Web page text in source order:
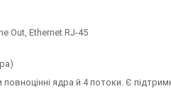
Out, Ethernet RJ-45
ядра й 4 потоки. Є